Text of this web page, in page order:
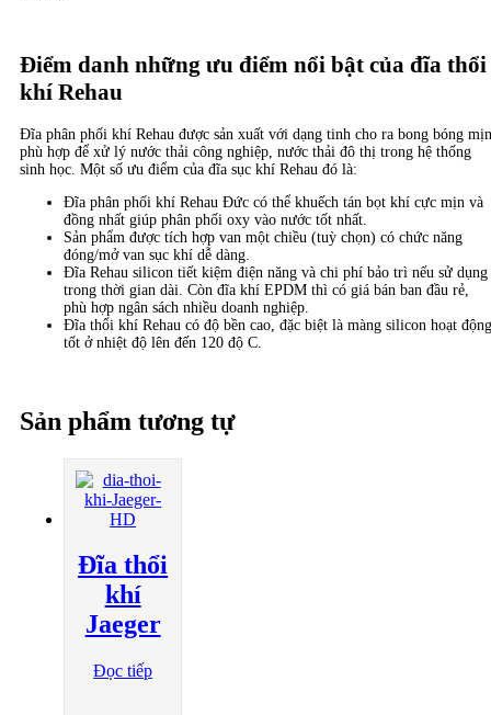
Điểm danh những ưu điểm nổi bật của đĩa thổi
khí Rehau
Đĩa phân phối khí Rehau được sản xuất với dạng tinh cho ra bong bóng mịn
phù hợp để xử lý nước thải công nghiệp, nước thải đô thị trong hệ thống
sinh học. Một số ưu điểm của đĩa sục khí Rehau đó là:
Đĩa phân phối khí Rehau Đức có thể khuếch tán bọt khí cực mịn và
đồng nhất giúp phân phối oxy vào nước tốt nhất.
Sản phẩm được tích hợp van một chiều (tuỳ chọn) có chức năng
đóng/mở van sục khí dễ dàng.
Đĩa Rehau silicon tiết kiệm điện năng và chi phí bảo trì nếu sử dụng
trong thời gian dài. Còn đĩa khí EPDM thì có giá bán ban đầu rẻ,
phù hợp ngân sách nhiều doanh nghiệp.
Đĩa thổi khí Rehau có độ bền cao, đặc biệt là màng silicon hoạt động
tốt ở nhiệt độ lên đến 120 độ C.
Sản phẩm tương tự
Đĩa thổi
khí
Jaeger
Đọc tiếp